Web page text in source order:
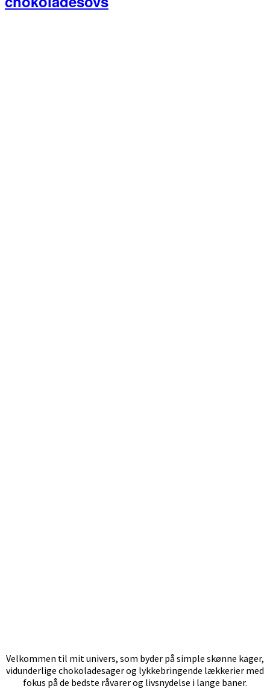
Velkommen til mit univers, som byder på simple skønne kager,
vidunderlige chokoladesager og lykkebringende lækkerier med
fokus på de bedste råvarer og livsnydelse i lange baner.